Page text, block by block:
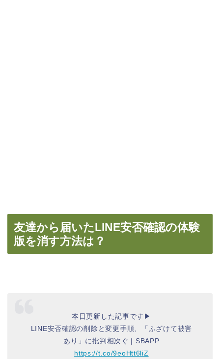
友達から届いたLINE安否確認の体験
版を消す方法は？
本日更新した記事です▶
LINE安否確認の削除と変更手順、「ふざけて被害
あり」に批判相次ぐ | SBAPP
https://t.co/9eoHtt6liZ